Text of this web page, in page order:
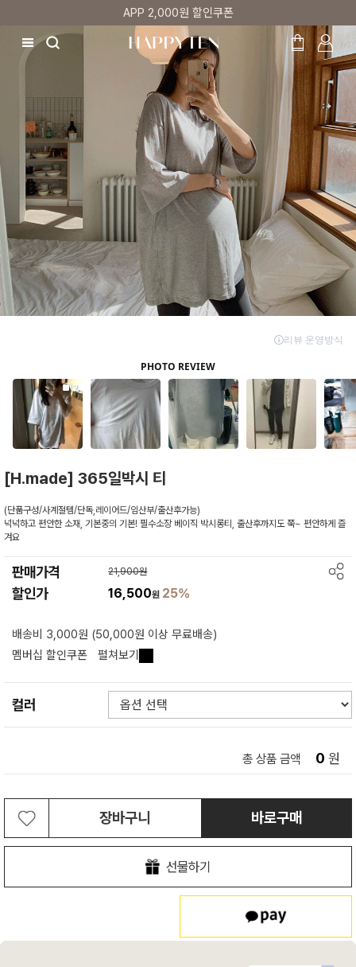
APP 2,000원 할인쿠폰
[H.made] 365일박시 티
(단품구성/사계절템/단독,레이어드/임산부/출산후가능)
넉넉하고 편안한 소재, 기본중의 기본! 필수소장 베이직 박시롱티, 출산후까지도 쭉~ 편안하게 즐
겨요
판매가격 21,900원
할인가 16,500원 25%
배송비 3,000원 (50,000원 이상 무료배송)
멤버십 할인쿠폰
펼쳐보기
컬러
총 상품 금액 0 원
장바구니 바로구매
선물하기